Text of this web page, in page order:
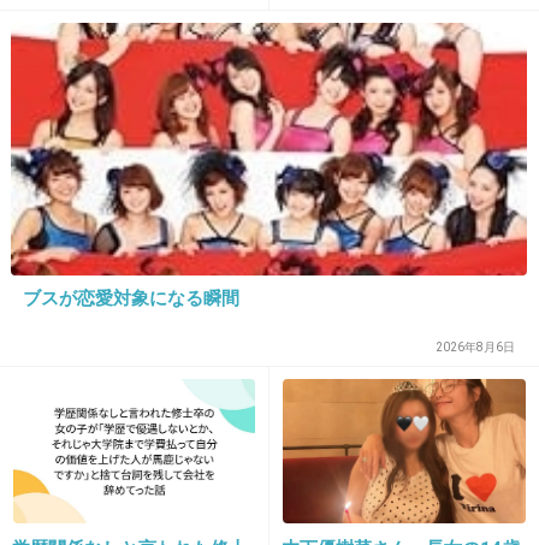
3件の返信
+13
27. 匿名2026/06/03(水) 21:16:20
+20 -3
極端な話だけど、もしそれが100万でも納得なの？
+8
ブスが恋愛対象になる瞬間
2026年8月6日